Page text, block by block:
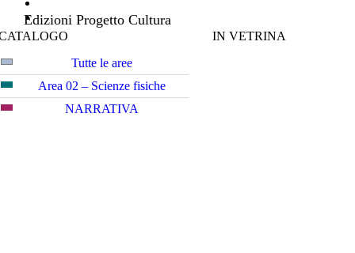
Edizioni Progetto Cultura
Tutte le aree
Area 02 – Scienze fisiche
NARRATIVA
IN VETRINA